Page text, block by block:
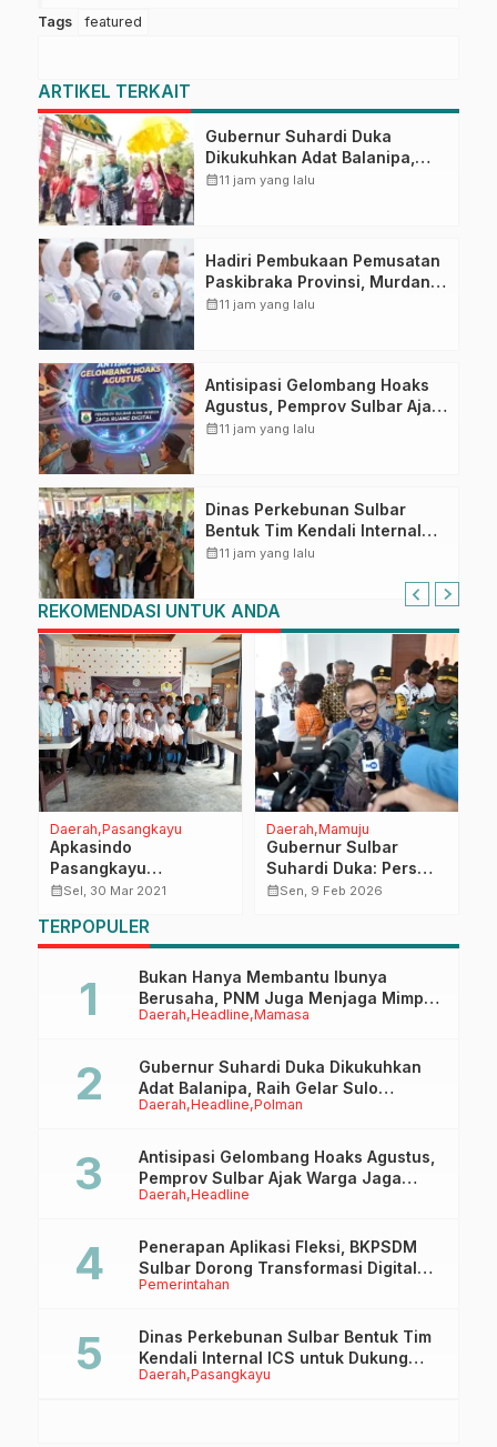
Tags featured
ARTIKEL TERKAIT
Gubernur Suhardi Duka
Dikukuhkan Adat Balanipa,
Raih Gelar Sulo Tappidena
calendar_month11 jam yang lalu
Hadiri Pembukaan Pemusatan
Paskibraka Provinsi, Murdanil:
Ini Membentuk Karakter
calendar_month11 jam yang lalu
Antisipasi Gelombang Hoaks
Agustus, Pemprov Sulbar Ajak
Warga Jaga Ruang Digital
calendar_month11 jam yang lalu
Dinas Perkebunan Sulbar
Bentuk Tim Kendali Internal
ICS untuk Dukung Sertifikasi
calendar_month11 jam yang lalu
REKOMENDASI UNTUK ANDA
Daerah Pasangkayu
Apkasindo
Pasangkayu
Dikukuhkan
calendar_monthSel, 30 Mar 2021
Daerah Mamuju
Gubernur Sulbar
Suhardi Duka: Pers
Sehat, Pembangunan
calendar_monthSen, 9 Feb 2026
TERPOPULER
Daerah Headline Mamasa
Bukan Hanya Membantu Ibunya
Berusaha, PNM Juga Menjaga Mimpi
Anaknya Untuk Menggapai Cita-Cita
Daerah Headline Polman
Gubernur Suhardi Duka Dikukuhkan
Adat Balanipa, Raih Gelar Sulo
Tappidena
Daerah Headline
Antisipasi Gelombang Hoaks Agustus,
Pemprov Sulbar Ajak Warga Jaga
Ruang Digital
Pemerintahan
Penerapan Aplikasi Fleksi, BKPSDM
Sulbar Dorong Transformasi Digital
Sistem Kehadiran ASN
Daerah Pasangkayu
Dinas Perkebunan Sulbar Bentuk Tim
Kendali Internal ICS untuk Dukung
Sertifikasi ISPO Pekebun di